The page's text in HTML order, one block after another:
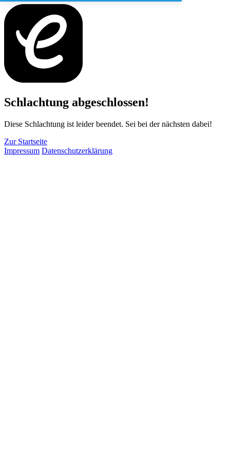
Schlachtung abgeschlossen!
Diese Schlachtung ist leider beendet. Sei bei der nächsten dabei!
Zur Startseite
Impressum Datenschutzerklärung